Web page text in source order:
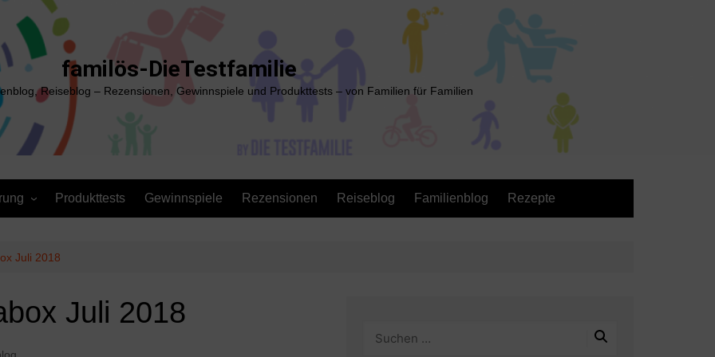
familös-DieTestfamilie
Reiseblog – Rezensionen, Gewinnspiele und Produkttests – von Familien für Familien
Produkttests Gewinnspiele Rezensionen Reiseblog Familienblog Rezepte
Juli 2018
Juli 2018